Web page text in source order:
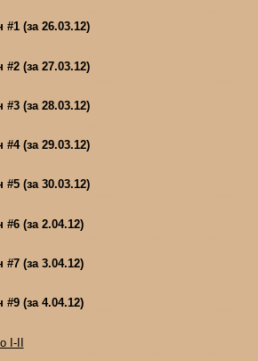
(за 26.03.12)
(за 27.03.12)
(за 28.03.12)
(за 29.03.12)
(за 30.03.12)
(за 2.04.12)
(за 3.04.12)
(за 4.04.12)
I-II